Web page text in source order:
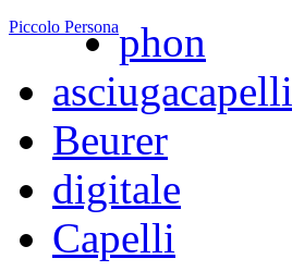
Piccolo Personaphon
asciugacapelli
Beurer
digitale
Capelli